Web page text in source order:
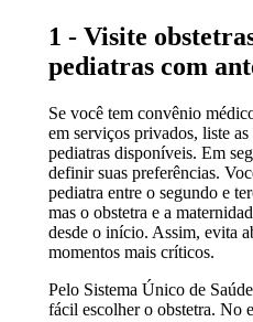
1 - Visite
pediatras com
Se você tem convênio
em serviços privados, liste
pediatras disponíveis. Em
definir suas preferências.
pediatra entre o segundo e
mas o obstetra e a
desde o início. Assim, evita
momentos mais críticos.
Pelo Sistema Único de
fácil escolher o obstetra. No